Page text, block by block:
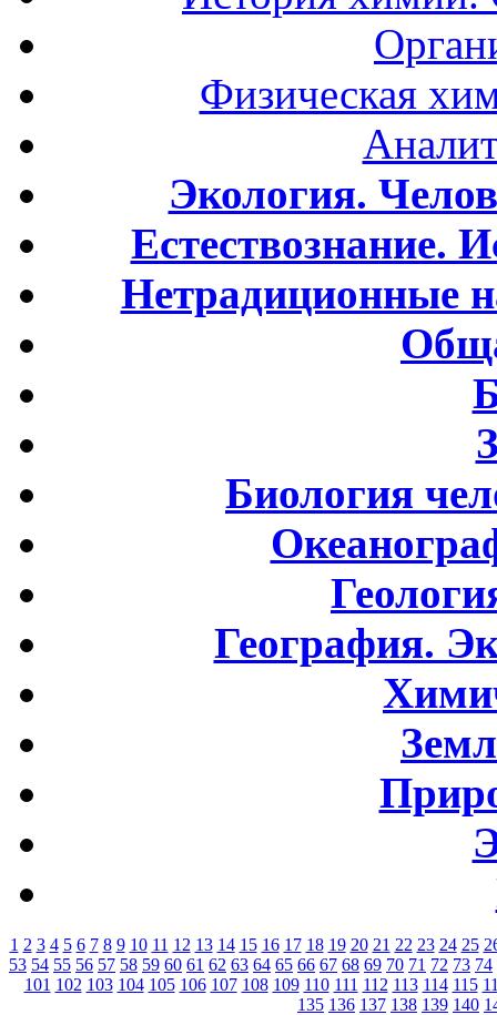
Физическая
Экология.
Естествознание.
Нетрадиционные
Биология
География.
1 2 3 4 5 6 7 8 9 10 11 12 13 14 15 16 17 18 19 20 21 22 23 24 25
53 54 55 56 57 58 59 60 61 62 63 64 65 66 67 68 69 70 71 72 73 74
101 102 103 104 105 106 107 108 109 110 111 112 113 114 115
135 136 137 138 139 140